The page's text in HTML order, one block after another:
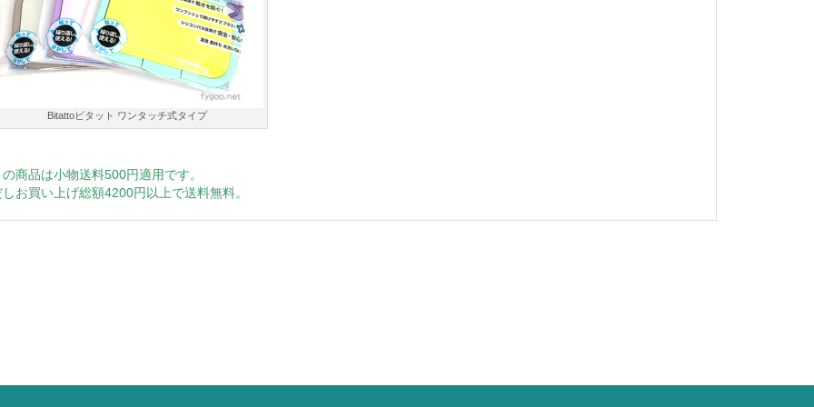
Bitattoビタット ワンタッチ式タイプ
商品は小物送料500円適用です。
お買い上げ総額4200円以上で送料無料。